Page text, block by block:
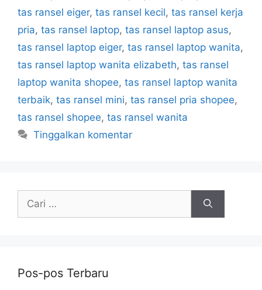
tas ransel eiger, tas ransel kecil, tas ransel kerja
pria, tas ransel laptop, tas ransel laptop asus,
tas ransel laptop eiger, tas ransel laptop wanita,
tas ransel laptop wanita elizabeth, tas ransel
laptop wanita shopee, tas ransel laptop wanita
terbaik, tas ransel mini, tas ransel pria shopee,
tas ransel shopee, tas ransel wanita
Tinggalkan komentar
untuk:
Pos-pos Terbaru